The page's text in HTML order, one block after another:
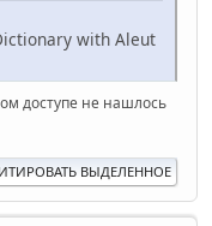
with Aleut
доступе не нашлось
ВЫДЕЛЕННОЕ